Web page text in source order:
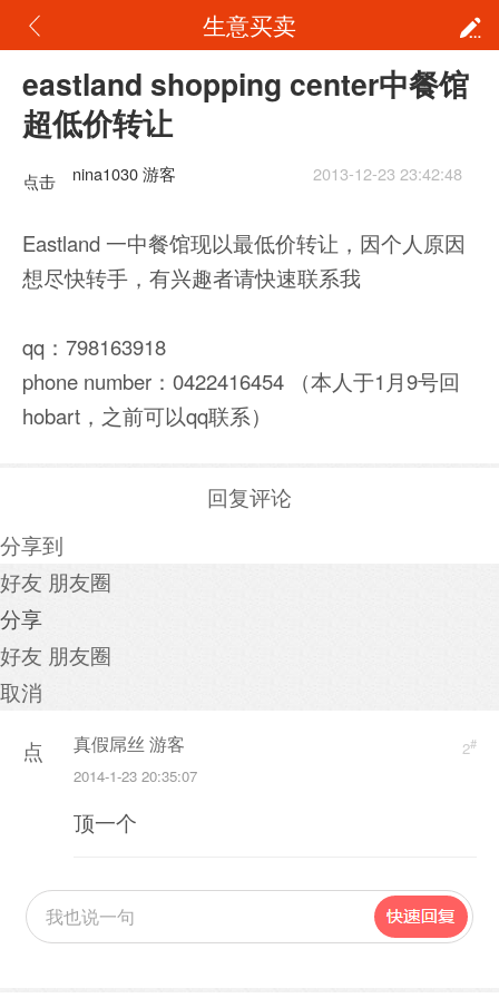
生意买卖
eastland shopping center中餐馆
超低价转让
点击
加载
nina1030 游客 2013-12-23 23:42:48
Eastland 一中餐馆现以最低价转让，因个人原因
想尽快转手，有兴趣者请快速联系我
qq：798163918
phone number：0422416454 （本人于1月9号回
hobart，之前可以qq联系）
回复评论
分享到
好友 朋友圈
分享
好友 朋友圈
取消
点
加
载
2#
真假屌丝 游客
2014-1-23 20:35:07
顶一个